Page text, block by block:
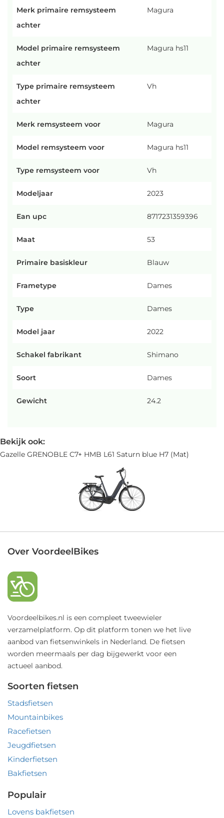
Merk primaire remsysteem
achter
Magura
Model primaire remsysteem
achter
Magura hs11
Type primaire remsysteem
achter
Vh
Merk remsysteem voor Magura
Model remsysteem voor Magura hs11
Type remsysteem voor Vh
Modeljaar 2023
Ean upc 8717231359396
Maat 53
Primaire basiskleur Blauw
Frametype Dames
Type Dames
Model jaar 2022
Schakel fabrikant Shimano
Soort Dames
Gewicht 24.2
Bekijk ook:
Gazelle GRENOBLE C7+ HMB L61 Saturn blue H7 (Mat)
Over VoordeelBikes
Voordeelbikes.nl is een compleet tweewieler
verzamelplatform. Op dit platform tonen we het live
aanbod van fietsenwinkels in Nederland. De fietsen
worden meermaals per dag bijgewerkt voor een
actueel aanbod.
Soorten fietsen
Stadsfietsen
Mountainbikes
Racefietsen
Jeugdfietsen
Kinderfietsen
Bakfietsen
Populair
Lovens bakfietsen